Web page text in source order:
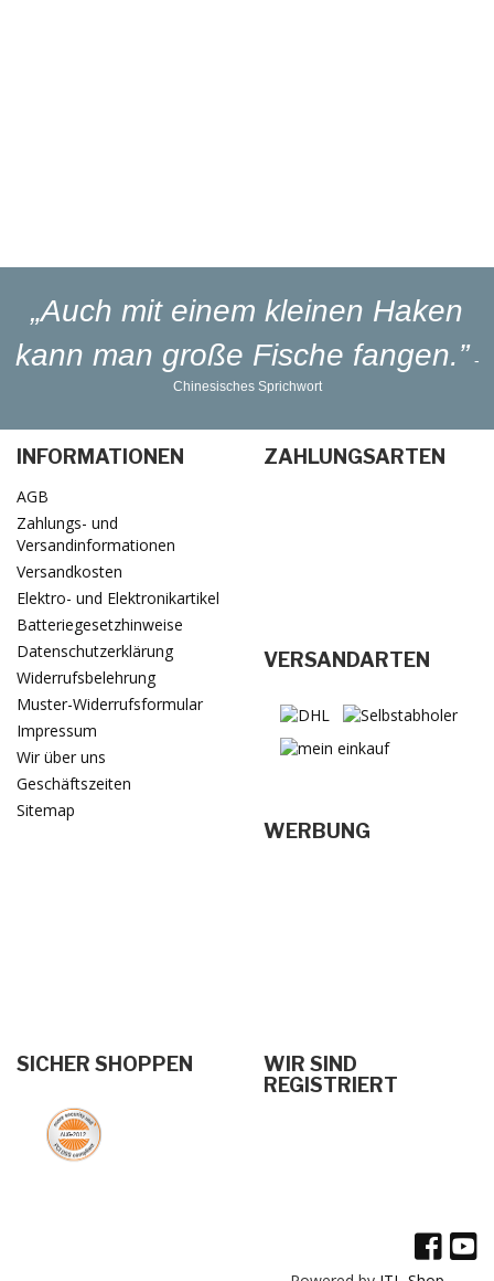
„Auch mit einem kleinen Haken
kann man große Fische fangen.” -
Chinesisches Sprichwort
INFORMATIONEN
AGB
Zahlungs- und
Versandinformationen
Versandkosten
Elektro- und Elektronikartikel
Batteriegesetzhinweise
Datenschutzerklärung
Widerrufsbelehrung
Muster-Widerrufsformular
Impressum
Wir über uns
Geschäftszeiten
Sitemap
ZAHLUNGSARTEN
VERSANDARTEN
WERBUNG
SICHER SHOPPEN
WIR SIND
REGISTRIERT